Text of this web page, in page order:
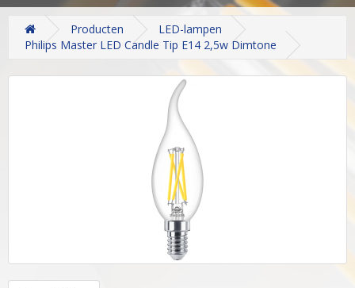
Producten
LED-lampen
Philips Master LED Candle Tip E14 2,5w Dimtone